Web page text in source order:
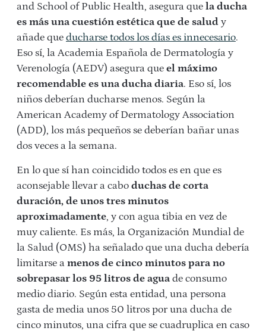
and School of Public Health, asegura que la ducha
es más una cuestión estética que de salud y
añade que ducharse todos los días es innecesario.
Eso sí, la Academia Española de Dermatología y
Verenología (AEDV) asegura que el máximo
recomendable es una ducha diaria. Eso sí, los
niños deberían ducharse menos. Según la
American Academy of Dermatology Association
(ADD), los más pequeños se deberían bañar unas
dos veces a la semana.
En lo que sí han coincidido todos es en que es
aconsejable llevar a cabo duchas de corta
duración, de unos tres minutos
aproximadamente, y con agua tibia en vez de
muy caliente. Es más, la Organización Mundial de
la Salud (OMS) ha señalado que una ducha debería
limitarse a menos de cinco minutos para no
sobrepasar los 95 litros de agua de consumo
medio diario. Según esta entidad, una persona
gasta de media unos 50 litros por una ducha de
cinco minutos, una cifra que se cuadruplica en caso